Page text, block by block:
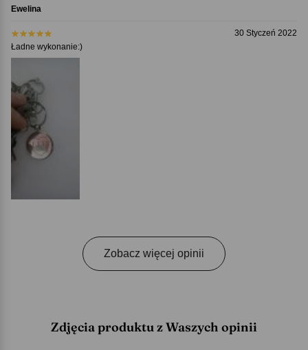
Ewelina
30 Styczeń 2022
Ładne wykonanie:)
Zobacz więcej opinii
Zdjęcia produktu z Waszych opinii